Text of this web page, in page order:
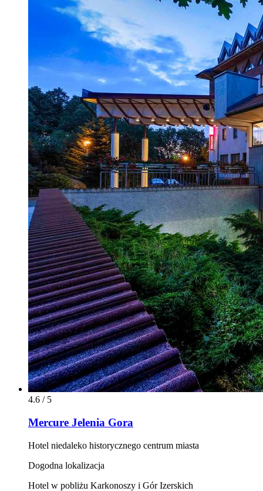
4.6 / 5
Mercure Jelenia Gora
Hotel niedaleko historycznego centrum miasta
Dogodna lokalizacja
Hotel w pobliżu Karkonoszy i Gór Izerskich